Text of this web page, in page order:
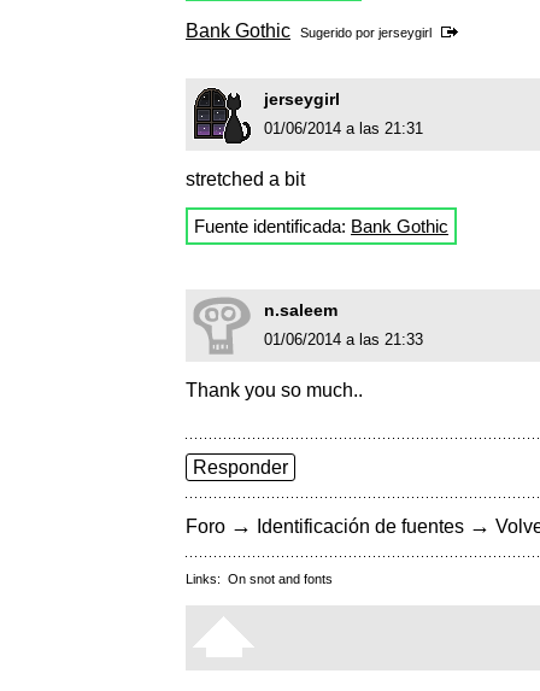
Bank Gothic Sugerido por jerseygirl
jerseygirl
01/06/2014 a las 21:31
stretched a bit
Fuente identificada: Bank Gothic
n.saleem
01/06/2014 a las 21:33
Thank you so much..
Responder
Foro → Identificación de fuentes →
Links: On snot and fonts